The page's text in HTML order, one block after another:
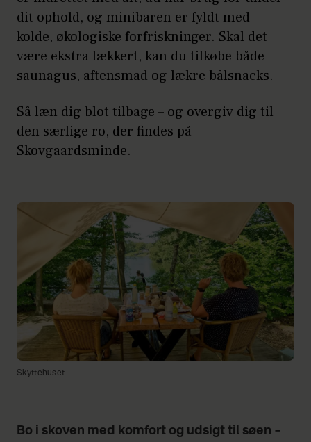
dit ophold, og minibaren er fyldt med
kolde, økologiske forfriskninger. Skal det
være ekstra lækkert, kan du tilkøbe både
saunagus, aftensmad og lækre bålsnacks.
Så læn dig blot tilbage – og overgiv dig til
den særlige ro, der findes på
Skovgaardsminde.
Skyttehuset
Bo i skoven med komfort og udsigt til søen –